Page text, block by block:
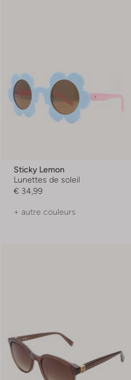
Sticky Lemon
Lunettes de soleil
€ 34,99
+ autre couleurs